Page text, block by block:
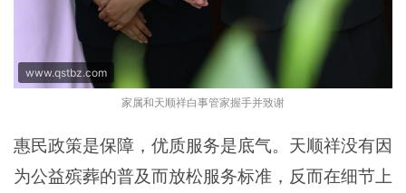
家属和天顺祥白事管家握手并致谢
www.qstbz.com
惠民政策是保障，优质服务是底气。天顺祥没有因
为公益殡葬的普及而放松服务标准，反而在细节上